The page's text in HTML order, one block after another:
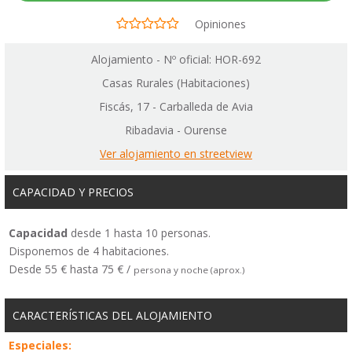
Opiniones
Alojamiento - Nº oficial: HOR-692
Casas Rurales (Habitaciones)
Fiscás, 17 - Carballeda de Avia
Ribadavia - Ourense
Ver alojamiento en streetview
CAPACIDAD Y PRECIOS
Capacidad desde 1 hasta 10 personas.
Disponemos de 4 habitaciones.
Desde 55 € hasta 75 € / persona y noche (aprox.)
CARACTERÍSTICAS DEL ALOJAMIENTO
Especiales: